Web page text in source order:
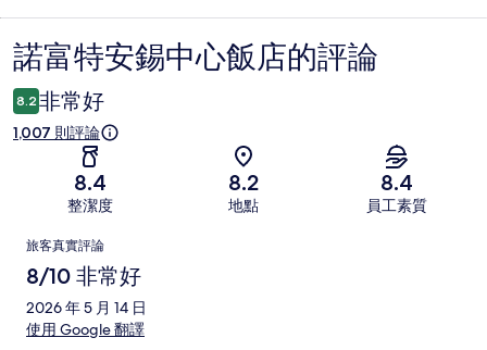
評
論
諾富特安錫中心飯店的評論
8.2 非常好
1,007 則評論
8.4
整潔度
8.2
地點
8.4
員工素質
評
論
旅客真實評論
8/10 非常好
2026 年 5 月 14 日
使用 Google 翻譯